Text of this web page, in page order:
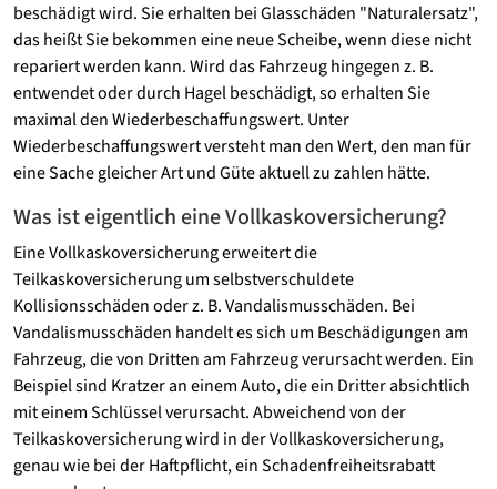
beschädigt wird. Sie erhalten bei Glasschäden "Naturalersatz",
das heißt Sie bekommen eine neue Scheibe, wenn diese nicht
repariert werden kann. Wird das Fahrzeug hingegen z. B.
entwendet oder durch Hagel beschädigt, so erhalten Sie
maximal den Wiederbeschaffungswert. Unter
Wiederbeschaffungswert versteht man den Wert, den man für
eine Sache gleicher Art und Güte aktuell zu zahlen hätte.
Was ist eigentlich eine Vollkaskoversicherung?
Eine Vollkaskoversicherung erweitert die
Teilkaskoversicherung um selbstverschuldete
Kollisionsschäden oder z. B. Vandalismusschäden. Bei
Vandalismusschäden handelt es sich um Beschädigungen am
Fahrzeug, die von Dritten am Fahrzeug verursacht werden. Ein
Beispiel sind Kratzer an einem Auto, die ein Dritter absichtlich
mit einem Schlüssel verursacht. Abweichend von der
Teilkaskoversicherung wird in der Vollkaskoversicherung,
genau wie bei der Haftpflicht, ein Schadenfreiheitsrabatt